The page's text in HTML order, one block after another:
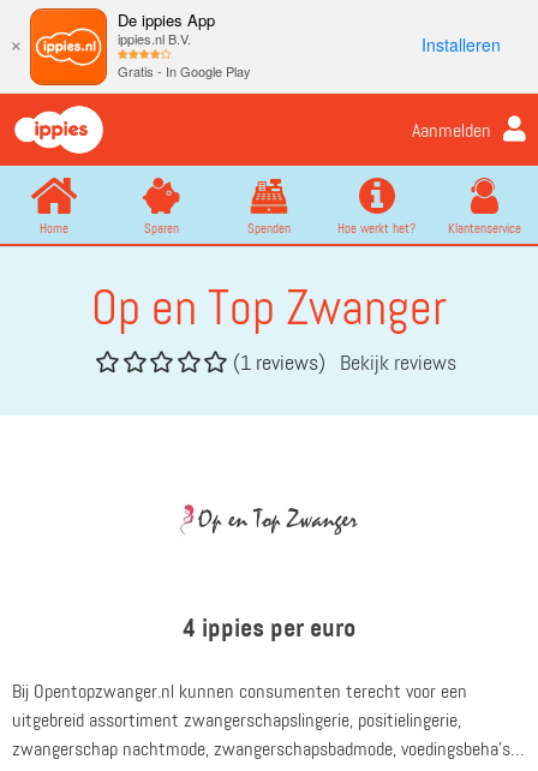
×
De ippies App
ippies.nl B.V.
Gratis - In Google Play
Installeren
Aanmelden
Home Sparen Spenden Hoe werkt het? Klantenservice
Op en Top Zwanger
(1 reviews) Bekijk reviews
4 ippies per euro
Bij Opentopzwanger.nl kunnen consumenten terecht voor een
uitgebreid assortiment zwangerschapslingerie, positielingerie,
zwangerschap nachtmode, zwangerschapsbadmode, voedingsbeha's